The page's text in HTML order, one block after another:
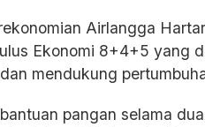
Airlangga
Ekonomi 8+4+5 yang
mendukung
pangan selama